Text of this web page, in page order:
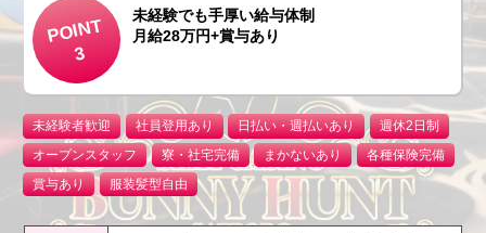
POINT
3
未経験でも手厚い給与体制
月給28万円+賞与あり
未経験者歓迎 社員登用あり 日払い・週払いあり 週休2日制
オープンスタッフ 寮・社宅完備 まかないあり 各種保険完備
賞与あり 服装髪型自由